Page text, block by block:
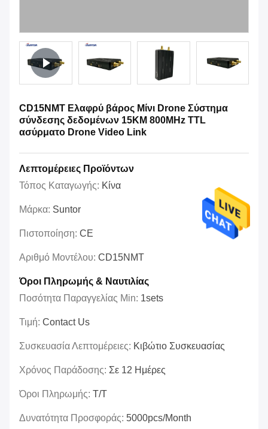
CD15NMT Ελαφρύ βάρος Μίνι Drone Σύστημα
σύνδεσης δεδομένων 15KM 800MHz TTL
ασύρματο Drone Video Link
Λεπτομέρειες Προϊόντων
Τόπος Καταγωγής: Κίνα
Μάρκα: Suntor
Πιστοποίηση: CE
Αριθμό Μοντέλου: CD15NMT
Όροι Πληρωμής & Ναυτιλίας
Ποσότητα Παραγγελίας Min: 1sets
Τιμή: Contact Us
Συσκευασία Λεπτομέρειες: Κιβώτιο Συσκευασίας
Χρόνος Παράδοσης: Σε 12 Ημέρες
Όροι Πληρωμής: T/T
Δυνατότητα Προσφοράς: 5000pcs/month